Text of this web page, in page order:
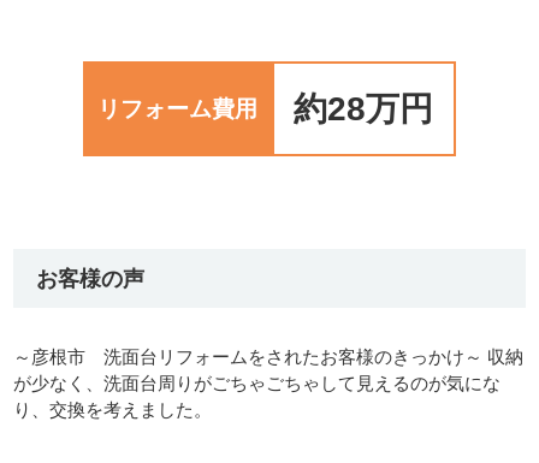
リフォーム費用 約28万円
お客様の声
～彦根市 洗面台リフォームをされたお客様のきっかけ～ 収納
が少なく、洗面台周りがごちゃごちゃして見えるのが気にな
り、交換を考えました。